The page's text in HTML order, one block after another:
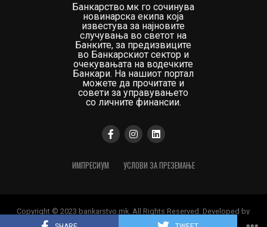
Банкарство.мк го сочинува
новинарска екипа која
известува за најновите
случувања во светот на
Банките, за предизвиците
во Банкарскиот сектор и
очекувањата на водечките
Банкари. На нашиот портал
можете да прочитате и
совети за управувањето
со личните финансии.
ИМПРЕСИУМ УСЛОВИ ЗА ПРЕЗЕМАЊЕ
Copyright © 2023 bankarstvo.mk. All Rights Reserved. Developed by